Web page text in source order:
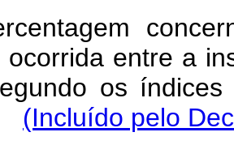
ocorrida entre a
os
(Incluído pelo